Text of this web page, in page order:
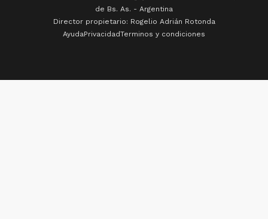
de Bs. As. - Argentina
Director propietario: Rogelio Adrián Rotonda
AyudaPrivacidadTerminos y condiciones